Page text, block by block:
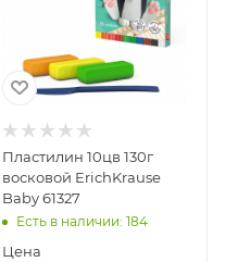
Пластилин 10цв 130г
восковой ErichKrause
Baby 61327
Есть в наличии: 184
Цена